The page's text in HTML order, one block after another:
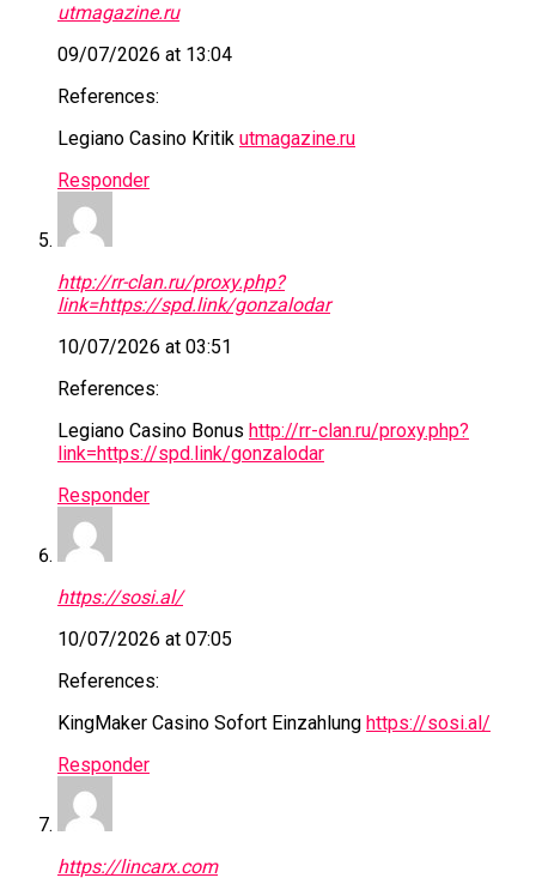
utmagazine.ru
09/07/2026 at 13:04
References:
Legiano Casino Kritik utmagazine.ru
Responder
http://rr-clan.ru/proxy.php?
link=https://spd.link/gonzalodar
10/07/2026 at 03:51
References:
Legiano Casino Bonus http://rr-clan.ru/proxy.php?
link=https://spd.link/gonzalodar
Responder
https://sosi.al/
10/07/2026 at 07:05
References:
KingMaker Casino Sofort Einzahlung https://sosi.al/
Responder
https://lincarx.com